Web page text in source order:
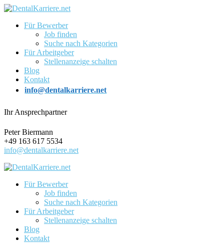
Für Bewerber
Job finden
Suche nach Kategorien
Für Arbeitgeber
Stellenanzeige schalten
Blog
Kontakt
info@dentalkarriere.net
Ihr Ansprechpartner
Peter Biermann
+49 163 617 5534
info@dentalkarriere.net
Für Bewerber
Job finden
Suche nach Kategorien
Für Arbeitgeber
Stellenanzeige schalten
Blog
Kontakt